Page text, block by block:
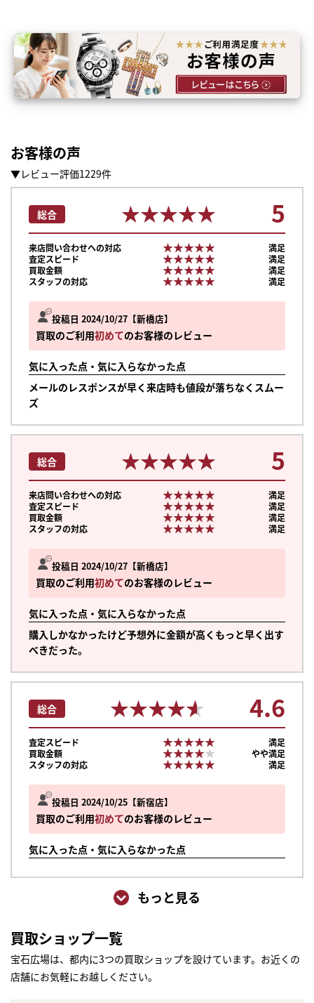
お客様の声
▼レビュー評価1229件
投稿日 2024/10/27 新橋店
買取のご利用初めてのお客様のレビュー
気に入った点・気に入らなかった点
メールのレスポンスが早く来店時も値段が落ちなくスムー
ズ
総合 ★★★★★
★★★★★ 5
来店問い合わせへの対応 ★★★★★
★★★★★
満足
査定スピード
★★★★★
★★★★★
満足
買取金額
★★★★★
★★★★★
満足
スタッフの対応
★★★★★
★★★★★ 満足
投稿日 2024/10/27 新橋店
買取のご利用初めてのお客様のレビュー
気に入った点・気に入らなかった点
購入しかなかったけど予想外に金額が高くもっと早く出す
べきだった。
総合 ★★★★★
★★★★★ 5
来店問い合わせへの対応 ★★★★★
★★★★★
満足
査定スピード
★★★★★
★★★★★
満足
買取金額
★★★★★
★★★★★
満足
スタッフの対応
★★★★★
★★★★★ 満足
投稿日 2024/10/25 新宿店
買取のご利用初めてのお客様のレビュー
気に入った点・気に入らなかった点
総合 ★★★★★
★★★★★ 4.6
査定スピード ★★★★★
★★★★★
満足
買取金額
★★★★★
★★★★★
やや満足
スタッフの対応
★★★★★
★★★★★ 満足
もっと見る
買取ショップ一覧
宝石広場は、都内に3つの買取ショップを設けています。お近くの
店舗にお気軽にお越しください。